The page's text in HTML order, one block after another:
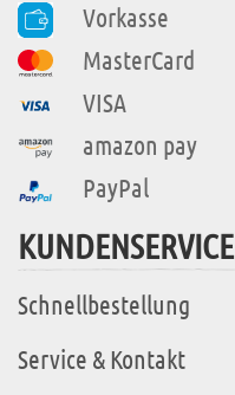
Vorkasse
MasterCard
VISA
amazon pay
PayPal
KUNDENSERVICE
Schnellbestellung
Service & Kontakt